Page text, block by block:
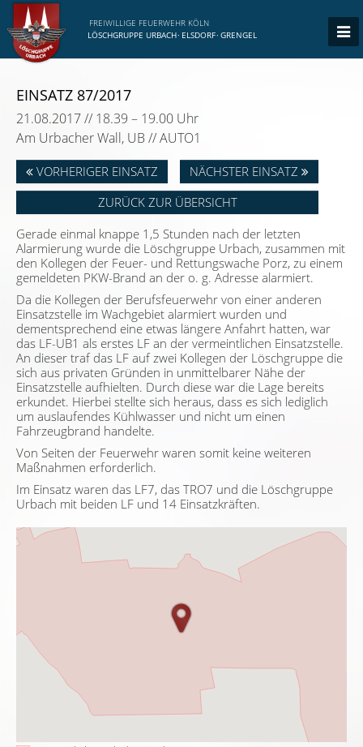
FREIWILLIGE FEUERWEHR KÖLN
LÖSCHGRUPPE URBACH· ELSDORF· GRENGEL
EINSATZ 87/2017
21.08.2017 // 18.39 – 19.00 Uhr
Am Urbacher Wall, UB // AUTO1
VORHERIGER EINSATZ
NÄCHSTER EINSATZ
ZURÜCK ZUR ÜBERSICHT
Gerade einmal knappe 1,5 Stunden nach der letzten
Alarmierung wurde die Löschgruppe Urbach, zusammen mit
den Kollegen der Feuer- und Rettungswache Porz, zu einem
gemeldeten PKW-Brand an der o. g. Adresse alarmiert.
Da die Kollegen der Berufsfeuerwehr von einer anderen
Einsatzstelle im Wachgebiet alarmiert wurden und
dementsprechend eine etwas längere Anfahrt hatten, war
das LF-UB1 als erstes LF an der vermeintlichen Einsatzstelle.
An dieser traf das LF auf zwei Kollegen der Löschgruppe die
sich aus privaten Gründen in unmittelbarer Nähe der
Einsatzstelle aufhielten. Durch diese war die Lage bereits
erkundet. Hierbei stellte sich heraus, dass es sich lediglich
um auslaufendes Kühlwasser und nicht um einen
Fahrzeugbrand handelte.
Von Seiten der Feuerwehr waren somit keine weiteren
Maßnahmen erforderlich.
Im Einsatz waren das LF7, das TRO7 und die Löschgruppe
Urbach mit beiden LF und 14 Einsatzkräften.